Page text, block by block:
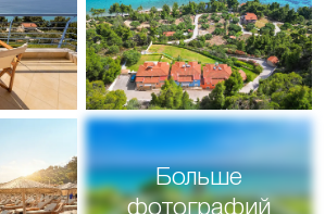
Больше
фотографий